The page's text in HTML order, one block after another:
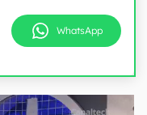
WhatsApp